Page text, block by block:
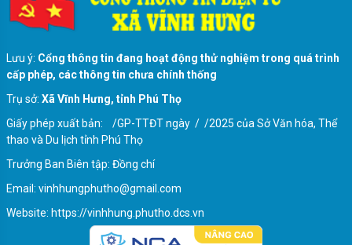
Một số nguyên tắc, trình tự bỏ phiếu, nội quy
phòng bỏ phiếu
Lưu ý: Cổng thông tin đang hoạt động thử nghiệm trong quá trình
cấp phép, các thông tin chưa chính thống
Trụ sở: Xã Vĩnh Hưng, tỉnh Phú Thọ
Giấy phép xuất bản: /GP-TTĐT ngày / /2025 của Sở Văn hóa, Thể
thao và Du lịch tỉnh Phú Thọ
Trưởng Ban Biên tập: Đồng chí
Email: vinhhungphutho@gmail.com
Website: https://vinhhung.phutho.dcs.vn